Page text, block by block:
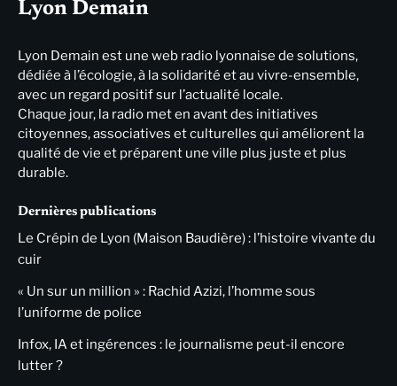
Lyon Demain
Lyon Demain est une web radio lyonnaise de solutions,
dédiée à l’écologie, à la solidarité et au vivre-ensemble,
avec un regard positif sur l’actualité locale.
Chaque jour, la radio met en avant des initiatives
citoyennes, associatives et culturelles qui améliorent la
qualité de vie et préparent une ville plus juste et plus
durable.
Dernières publications
Le Crépin de Lyon (Maison Baudière) : l’histoire vivante du
cuir
« Un sur un million » : Rachid Azizi, l’homme sous
l’uniforme de police
Infox, IA et ingérences : le journalisme peut-il encore
lutter ?